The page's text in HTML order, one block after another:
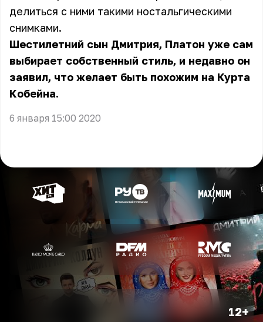
делиться с ними такими ностальгическими
снимками.
Шестилетний сын Дмитрия, Платон уже сам
выбирает собственный стиль, и недавно он
заявил, что желает быть похожим на Курта
Кобейна.
6 января 15:00 2020
12+